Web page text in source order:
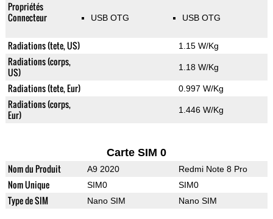
Propriétés
Connecteur
USB OTG USB OTG
Radiations (tete, US) 1.15 W/Kg
Radiations (corps,
US)
1.18 W/Kg
Radiations (tete, Eur) 0.997 W/Kg
Radiations (corps,
Eur)
1.446 W/Kg
Carte SIM 0
Nom du Produit A9 2020 Redmi Note 8 Pro
Nom Unique SIM0 SIM0
Type de SIM Nano SIM Nano SIM